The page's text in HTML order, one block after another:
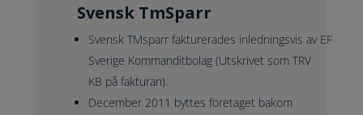
Svensk TmSparr
Svensk TMsparr fakturerades inledningsvis av EF
Sverige Kommanditbolag (Utskrivet som TRV
KB på fakturan).
December 2011 byttes företaget bakom